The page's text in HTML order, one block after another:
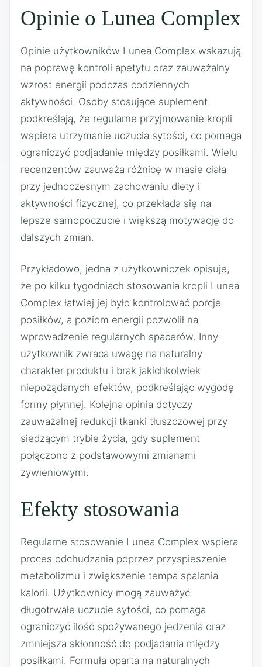
Opinie o Lunea Complex
Opinie użytkowników Lunea Complex wskazują
na poprawę kontroli apetytu oraz zauważalny
wzrost energii podczas codziennych
aktywności. Osoby stosujące suplement
podkreślają, że regularne przyjmowanie kropli
wspiera utrzymanie uczucia sytości, co pomaga
ograniczyć podjadanie między posiłkami. Wielu
recenzentów zauważa różnicę w masie ciała
przy jednoczesnym zachowaniu diety i
aktywności fizycznej, co przekłada się na
lepsze samopoczucie i większą motywację do
dalszych zmian.
Przykładowo, jedna z użytkowniczek opisuje,
że po kilku tygodniach stosowania kropli Lunea
Complex łatwiej jej było kontrolować porcje
posiłków, a poziom energii pozwolił na
wprowadzenie regularnych spacerów. Inny
użytkownik zwraca uwagę na naturalny
charakter produktu i brak jakichkolwiek
niepożądanych efektów, podkreślając wygodę
formy płynnej. Kolejna opinia dotyczy
zauważalnej redukcji tkanki tłuszczowej przy
siedzącym trybie życia, gdy suplement
połączono z podstawowymi zmianami
żywieniowymi.
Efekty stosowania
Regularne stosowanie Lunea Complex wspiera
proces odchudzania poprzez przyspieszenie
metabolizmu i zwiększenie tempa spalania
kalorii. Użytkownicy mogą zauważyć
długotrwałe uczucie sytości, co pomaga
ograniczyć ilość spożywanego jedzenia oraz
zmniejsza skłonność do podjadania między
posiłkami. Formuła oparta na naturalnych